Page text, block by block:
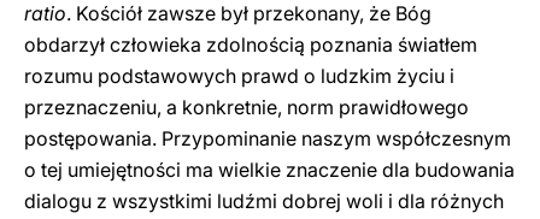
ratio. Kościół zawsze był przekonany, że Bóg
obdarzył człowieka zdolnością poznania światłem
rozumu podstawowych prawd o ludzkim życiu i
przeznaczeniu, a konkretnie, norm prawidłowego
postępowania. Przypominanie naszym współczesnym
o tej umiejętności ma wielkie znaczenie dla budowania
dialogu z wszystkimi ludźmi dobrej woli i dla różnych